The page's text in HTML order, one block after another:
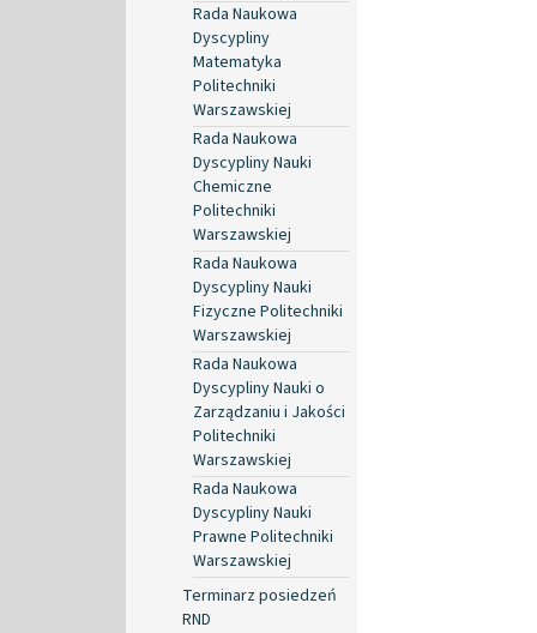
Rada Naukowa
Dyscypliny
Matematyka
Politechniki
Warszawskiej
Rada Naukowa
Dyscypliny Nauki
Chemiczne
Politechniki
Warszawskiej
Rada Naukowa
Dyscypliny Nauki
Fizyczne Politechniki
Warszawskiej
Rada Naukowa
Dyscypliny Nauki o
Zarządzaniu i Jakości
Politechniki
Warszawskiej
Rada Naukowa
Dyscypliny Nauki
Prawne Politechniki
Warszawskiej
Terminarz posiedzeń
RND